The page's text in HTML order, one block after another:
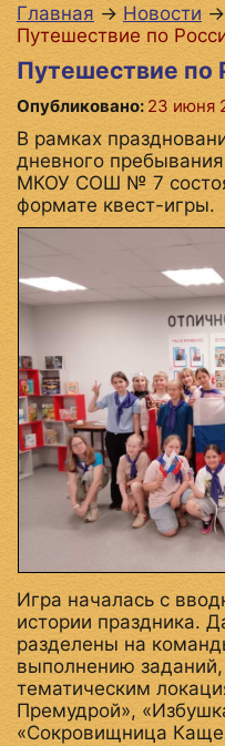
Главная → Новости →
Путешествие по
Путешествие по
Опубликовано: 23 июня
В рамках
дневного
МКОУ СОШ № 7
формате квест-игры.
Игра началась с
истории праздника.
разделены на
выполнению
тематическим
Премудрой»,
«Сокровищница